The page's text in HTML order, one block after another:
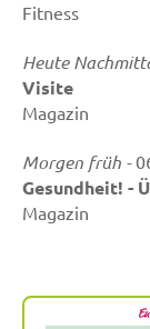
abdecken.
Jod lässt sich
Ernährung
abdecken, so
Omega-3-
und Vitamin D
Fitness
Heute
Visite
Magazin
Morgen früh -
Gesundheit! -
Magazin